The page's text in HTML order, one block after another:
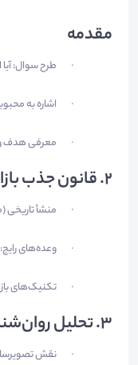
مقدمه
· طرح سوال:
· اشاره به
· معرفی هدف
2. قانون جذب
· منشأ تاریخی
· وعده‌های
· تکنیک‌های
3. تحلیل
· نقش